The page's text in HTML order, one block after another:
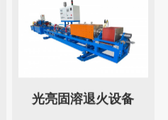
光亮固溶退火设备